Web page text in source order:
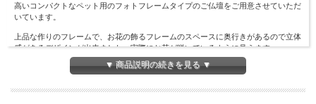
高いコンパクトなペット用のフォトフレームタイプのご仏壇をご用意させていただ
いています。
上品な作りのフレームで、お花の飾るフレームのスペースに奥行きがあるので立体
感があるデザインが出来ました。実際にお花が咲いているように見えます。
折りたたみタイプのフォトフレームですので、旅行などにもお持ちいただけます。
お供え花のお色はお好きな色をご指定いただくことも可能です。
▼ 商品説明の続きを見る ▼